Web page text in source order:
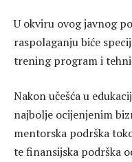
U okviru ovog javnog
raspolaganju biće
trening program i
Nakon učešća u
najbolje ocijenjenim
mentorska podrška
te finansijska podrška